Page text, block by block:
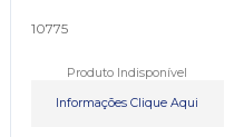
10775
Produto Indisponível
Informações Clique Aqui